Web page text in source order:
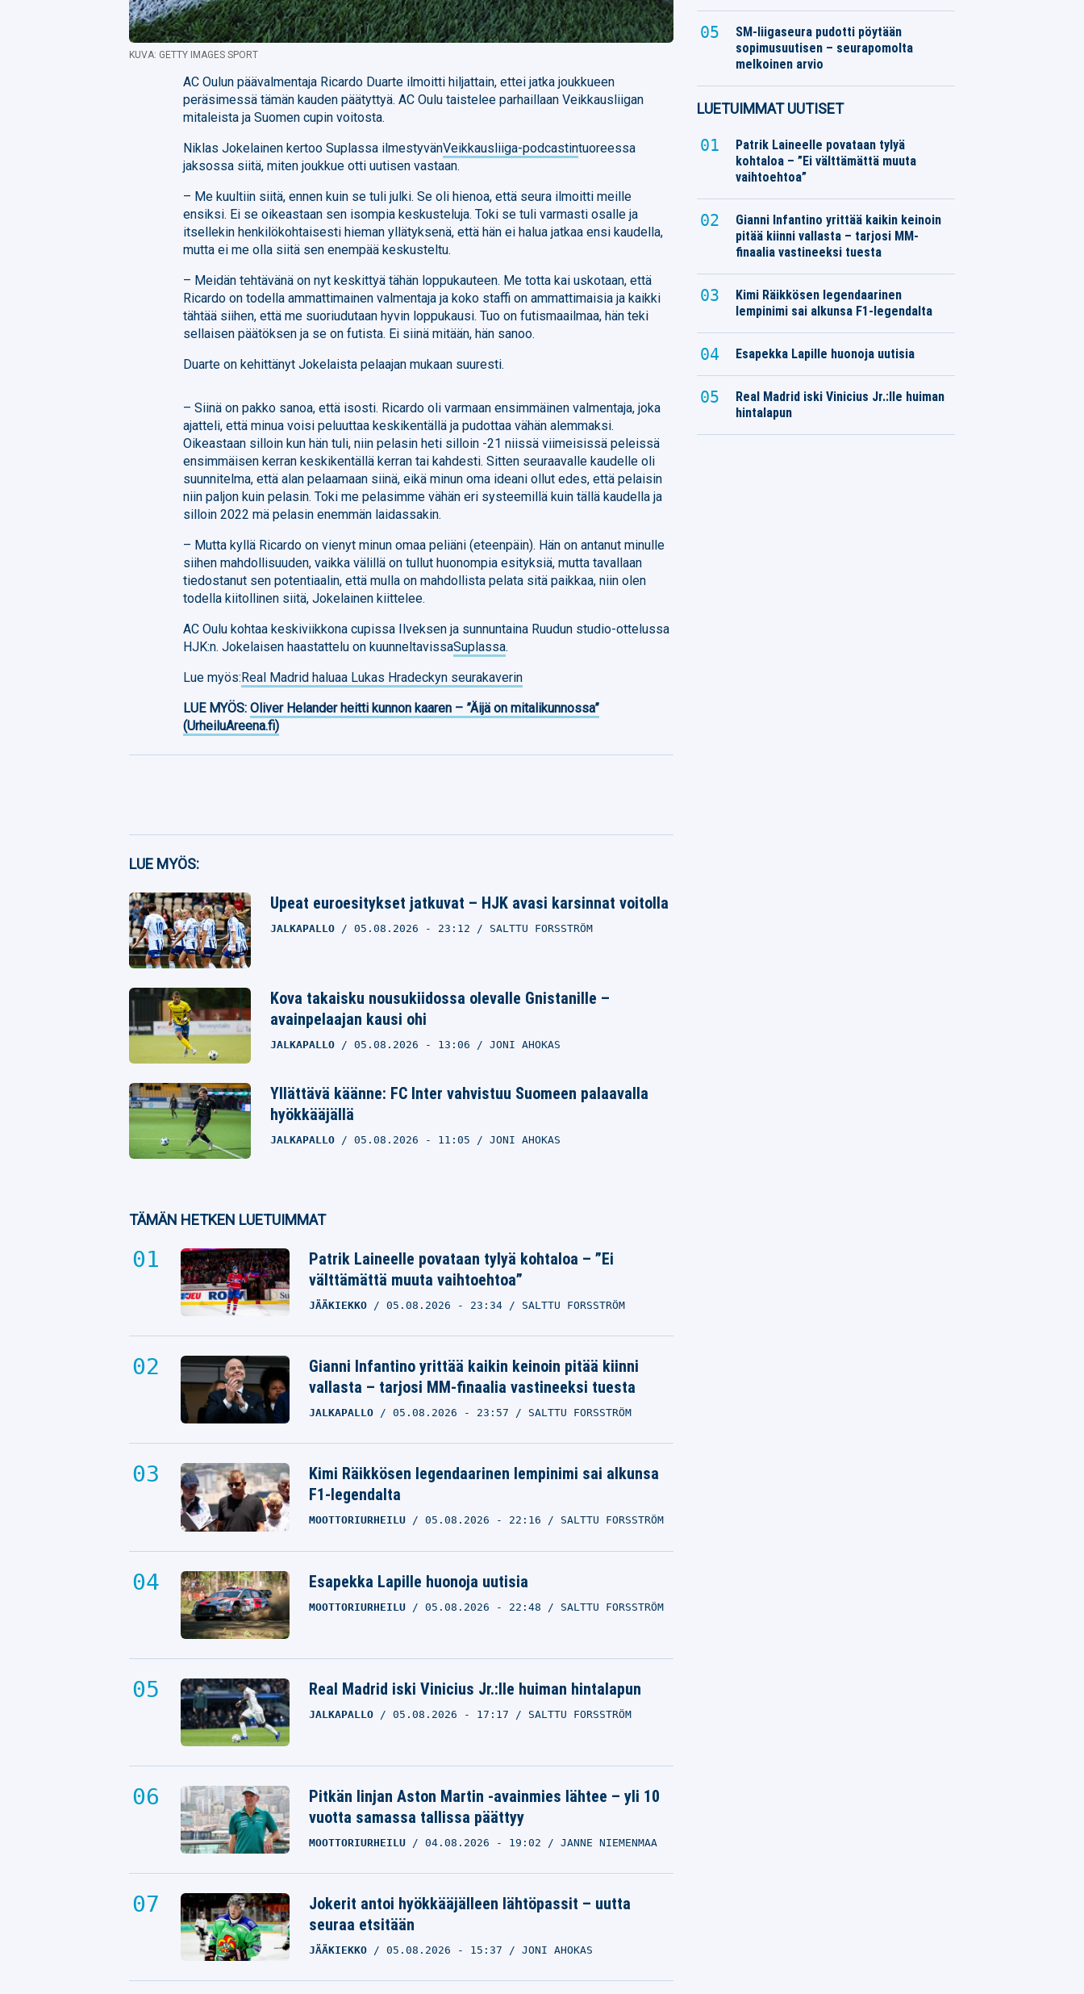
KUVA: GETTY IMAGES SPORT
AC Oulun päävalmentaja Ricardo Duarte ilmoitti hiljattain, ettei jatka joukkueen
peräsimessä tämän kauden päätyttyä. AC Oulu taistelee parhaillaan Veikkausliigan
mitaleista ja Suomen cupin voitosta.
Niklas Jokelainen kertoo Suplassa ilmestyvänVeikkausliiga-podcastintuoreessa
jaksossa siitä, miten joukkue otti uutisen vastaan.
– Me kuultiin siitä, ennen kuin se tuli julki. Se oli hienoa, että seura ilmoitti meille
ensiksi. Ei se oikeastaan sen isompia keskusteluja. Toki se tuli varmasti osalle ja
itsellekin henkilökohtaisesti hieman yllätyksenä, että hän ei halua jatkaa ensi kaudella,
mutta ei me olla siitä sen enempää keskusteltu.
– Meidän tehtävänä on nyt keskittyä tähän loppukauteen. Me totta kai uskotaan, että
Ricardo on todella ammattimainen valmentaja ja koko staffi on ammattimaisia ja kaikki
tähtää siihen, että me suoriudutaan hyvin loppukausi. Tuo on futismaailmaa, hän teki
sellaisen päätöksen ja se on futista. Ei siinä mitään, hän sanoo.
Duarte on kehittänyt Jokelaista pelaajan mukaan suuresti.
– Siinä on pakko sanoa, että isosti. Ricardo oli varmaan ensimmäinen valmentaja, joka
ajatteli, että minua voisi peluuttaa keskikentällä ja pudottaa vähän alemmaksi.
Oikeastaan silloin kun hän tuli, niin pelasin heti silloin -21 niissä viimeisissä peleissä
ensimmäisen kerran keskikentällä kerran tai kahdesti. Sitten seuraavalle kaudelle oli
suunnitelma, että alan pelaamaan siinä, eikä minun oma ideani ollut edes, että pelaisin
niin paljon kuin pelasin. Toki me pelasimme vähän eri systeemillä kuin tällä kaudella ja
silloin 2022 mä pelasin enemmän laidassakin.
– Mutta kyllä Ricardo on vienyt minun omaa peliäni (eteenpäin). Hän on antanut minulle
siihen mahdollisuuden, vaikka välillä on tullut huonompia esityksiä, mutta tavallaan
tiedostanut sen potentiaalin, että mulla on mahdollista pelata sitä paikkaa, niin olen
todella kiitollinen siitä, Jokelainen kiittelee.
AC Oulu kohtaa keskiviikkona cupissa Ilveksen ja sunnuntaina Ruudun studio-ottelussa
HJK:n. Jokelaisen haastattelu on kuunneltavissaSuplassa.
Lue myös:Real Madrid haluaa Lukas Hradeckyn seurakaverin
LUE MYÖS:Oliver Helander heitti kunnon kaaren – ”Äijä on mitalikunnossa”
(UrheiluAreena.fi)
Facebook
Twitter
Whatsapp
LUE MYÖS:
Upeat euroesitykset jatkuvat – HJK avasi karsinnat voitolla
JALKAPALLO 05.08.2026 - 23:12 SALTTU FORSSTRÖM
Kova takaisku nousukiidossa olevalle Gnistanille –
avainpelaajan kausi ohi
JALKAPALLO 05.08.2026 - 13:06 JONI AHOKAS
Yllättävä käänne: FC Inter vahvistuu Suomeen palaavalla
hyökkääjällä
JALKAPALLO 05.08.2026 - 11:05 JONI AHOKAS
TÄMÄN HETKEN LUETUIMMAT
Patrik Laineelle povataan tylyä kohtaloa – ”Ei
välttämättä muuta vaihtoehtoa”
JÄÄKIEKKO 05.08.2026 - 23:34 SALTTU FORSSTRÖM
Gianni Infantino yrittää kaikin keinoin pitää kiinni
vallasta – tarjosi MM-finaalia vastineeksi tuesta
JALKAPALLO 05.08.2026 - 23:57 SALTTU FORSSTRÖM
Kimi Räikkösen legendaarinen lempinimi sai alkunsa
F1-legendalta
MOOTTORIURHEILU 05.08.2026 - 22:16 SALTTU FORSSTRÖM
Esapekka Lapille huonoja uutisia
MOOTTORIURHEILU 05.08.2026 - 22:48 SALTTU FORSSTRÖM
Real Madrid iski Vinicius Jr.:lle huiman hintalapun
JALKAPALLO 05.08.2026 - 17:17 SALTTU FORSSTRÖM
Pitkän linjan Aston Martin -avainmies lähtee – yli 10
vuotta samassa tallissa päättyy
MOOTTORIURHEILU 04.08.2026 - 19:02 JANNE NIEMENMAA
Jokerit antoi hyökkääjälleen lähtöpassit – uutta
seuraa etsitään
JÄÄKIEKKO 05.08.2026 - 15:37 JONI AHOKAS
SM-liigaseura pudotti pöytään
sopimusuutisen – seurapomolta
melkoinen arvio
LUETUIMMAT UUTISET
Patrik Laineelle povataan tylyä
kohtaloa – ”Ei välttämättä muuta
vaihtoehtoa”
Gianni Infantino yrittää kaikin keinoin
pitää kiinni vallasta – tarjosi MM-
finaalia vastineeksi tuesta
Kimi Räikkösen legendaarinen
lempinimi sai alkunsa F1-legendalta
Esapekka Lapille huonoja uutisia
Real Madrid iski Vinicius Jr.:lle huiman
hintalapun